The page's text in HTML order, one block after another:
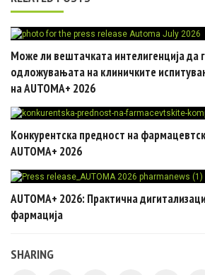
Може ли вештачката интелигенција да
одложувањата на клиничките
на AUTOMA+ 2026
Конкурентска предност на
AUTOMA+ 2026
AUTOMA+ 2026: Практична
фармација
SHARING